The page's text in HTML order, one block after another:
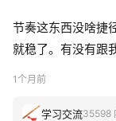
节奏这东西没啥捷
就稳了。有没有跟
1个月前
学习交流35598